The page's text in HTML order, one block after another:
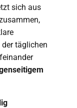
sich aus
täglichen